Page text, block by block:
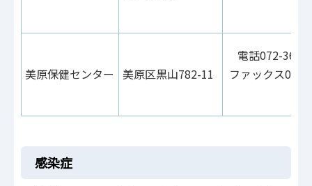
美原保健センター 美原区黒山782-11
電話072-362-
ファックス072-
感染症